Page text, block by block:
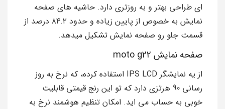
ای طراحی بهتر و به روزتری دارد. حاشیه های صفحه
نمایش به خصوص از پایین زیاده و حدود ۸۴.۲ درصد از
قسمت جلو رو صفحه نمایش تشکیل میدهد.
صفحه نمایش moto g22
از یه نمایشگر IPS LCD استفاده کرده، که نرخ به روز
رسانی 90 هرتزی دارد که تو این رنج قیمتی قابلیت
خوبی به حساب می اید. امکان تنظیم هوشمند نرخ به